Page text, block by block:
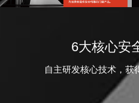
6大核心安
自主研发核心技术，获